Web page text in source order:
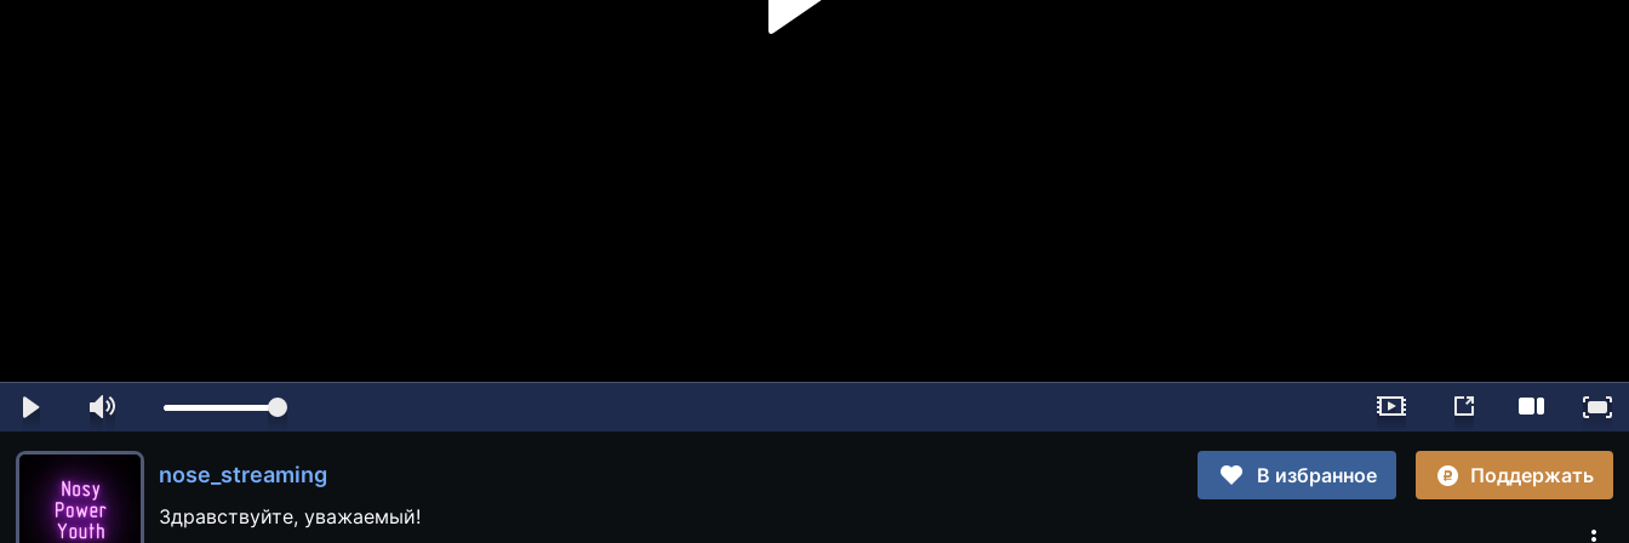
nose_streaming В избранное
Поддержать
Здравствуйте, уважаемый!